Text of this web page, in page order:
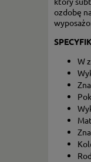
ozdobę
W